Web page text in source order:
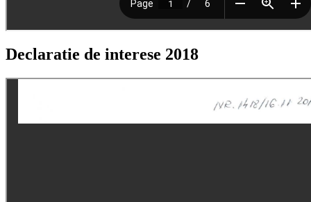
Declaratie de interese 2018